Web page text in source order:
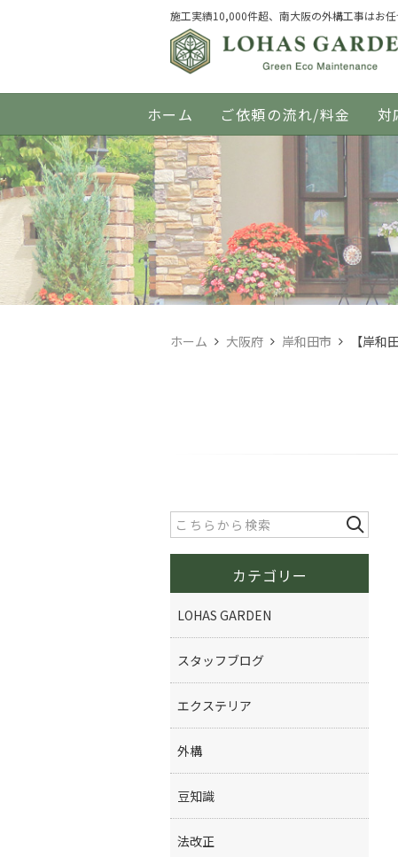
施工実績10,000件超、南大阪の外構工事はお任
ホーム ご依頼の流れ/料金 対
ホーム 大阪府 岸和田市 【岸
カテゴリー
LOHAS GARDEN
スタッフブログ
エクステリア
外構
豆知識
法改正